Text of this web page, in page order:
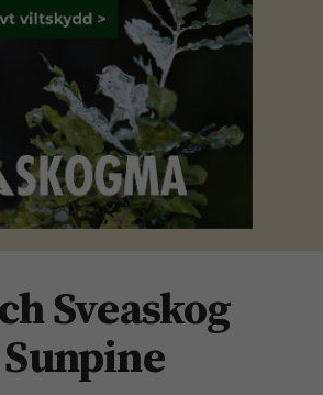
Sveaskog